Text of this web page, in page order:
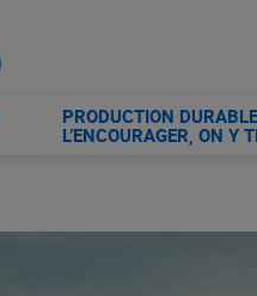
PRODUCTION
L’ENCOURAGER, ON Y